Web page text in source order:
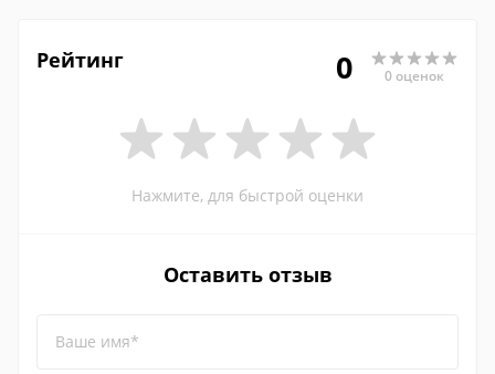
Рейтинг 0 0 оценок
Нажмите, для быстрой оценки
Оставить отзыв
Ваше имя*